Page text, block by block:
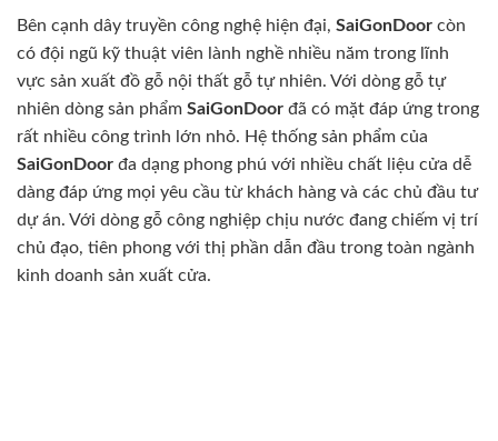
Bên cạnh dây truyền công nghệ hiện đại, SaiGonDoor còn
có đội ngũ kỹ thuật viên lành nghề nhiều năm trong lĩnh
vực sản xuất đồ gỗ nội thất gỗ tự nhiên. Với dòng gỗ tự
nhiên dòng sản phẩm SaiGonDoor đã có mặt đáp ứng trong
rất nhiều công trình lớn nhỏ. Hệ thống sản phẩm của
SaiGonDoor đa dạng phong phú với nhiều chất liệu cửa dễ
dàng đáp ứng mọi yêu cầu từ khách hàng và các chủ đầu tư
dự án. Với dòng gỗ công nghiệp chịu nước đang chiếm vị trí
chủ đạo, tiên phong với thị phần dẫn đầu trong toàn ngành
kinh doanh sản xuất cửa.